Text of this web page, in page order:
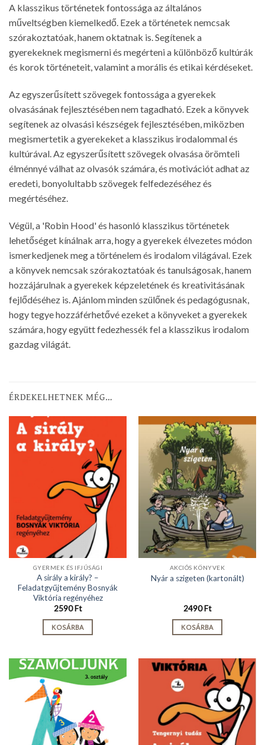
A klasszikus történetek fontossága az általános
műveltségben kiemelkedő. Ezek a történetek nemcsak
szórakoztatóak, hanem oktatnak is. Segítenek a
gyerekeknek megismerni és megérteni a különböző kultúrák
és korok történeteit, valamint a morális és etikai kérdéseket.
Az egyszerűsített szövegek fontossága a gyerekek
olvasásának fejlesztésében nem tagadható. Ezek a könyvek
segítenek az olvasási készségek fejlesztésében, miközben
megismertetik a gyerekeket a klasszikus irodalommal és
kultúrával. Az egyszerűsített szövegek olvasása örömteli
élménnyé válhat az olvasók számára, és motivációt adhat az
eredeti, bonyolultabb szövegek felfedezéséhez és
megértéséhez.
Végül, a 'Robin Hood' és hasonló klasszikus történetek
lehetőséget kínálnak arra, hogy a gyerekek élvezetes módon
ismerkedjenek meg a történelem és irodalom világával. Ezek
a könyvek nemcsak szórakoztatóak és tanulságosak, hanem
hozzájárulnak a gyerekek képzeletének és kreativitásának
fejlődéséhez is. Ajánlom minden szülőnek és pedagógusnak,
hogy tegye hozzáférhetővé ezeket a könyveket a gyerekek
számára, hogy együtt fedezhessék fel a klasszikus irodalom
gazdag világát.
ÉRDEKELHETNEK MÉG…
GYERMEK ÉS IFJÚSÁGI
A sirály a király? –
Feladatgyűjtemény Bosnyák
Viktória regényéhez
2590Ft
KOSÁRBA
AKCIÓS KÖNYVEK
Nyár a szigeten (kartonált)
2490Ft
KOSÁRBA